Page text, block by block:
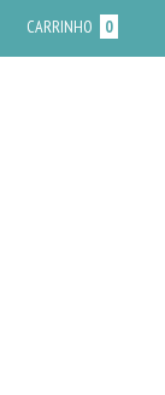
CARRINHO 0